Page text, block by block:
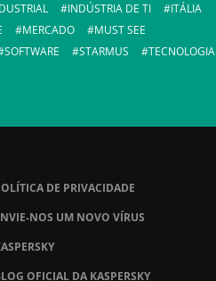
INDÚSTRIA DE TI
ITÁLIA
MERCADO
MUST SEE
SOFTWARE STARMUS
TECNOLOGIA
DE PRIVACIDADE
NOS UM NOVO VÍRUS
OFICIAL DA KASPERSKY